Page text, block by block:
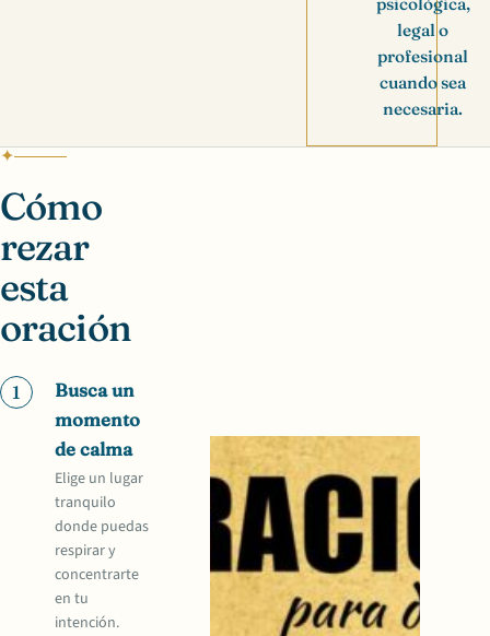
legal o
profesional
cuando sea
necesaria.
Cómo
rezar
esta
oración
1
Busca un
momento
de calma
Elige un lugar
tranquilo
donde puedas
respirar y
concentrarte
en tu
intención.